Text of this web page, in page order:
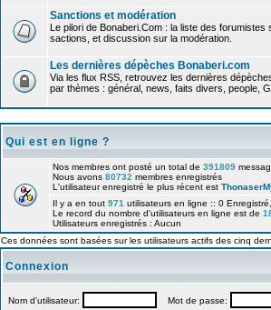
Sanctions et modération
Le pilori de Bonaberi.Com : la liste des
sactions, et discussion sur la modération.
Les dernières dépèches Bonaberi.com
Via les flux RSS, retrouvez les dernières
par thèmes : général, news, faits divers, people,
Qui est en ligne ?
Nos membres ont posté un total de 391809
Nous avons 80732 membres enregistrés
L'utilisateur enregistré le plus récent est
Il y a en tout 971 utilisateurs en ligne :: 0
Le record du nombre d'utilisateurs en ligne est de
Utilisateurs enregistrés : Aucun
Ces données sont basées sur les utilisateurs actifs des cinq
Connexion
Nom d'utilisateur: Mot de passe: